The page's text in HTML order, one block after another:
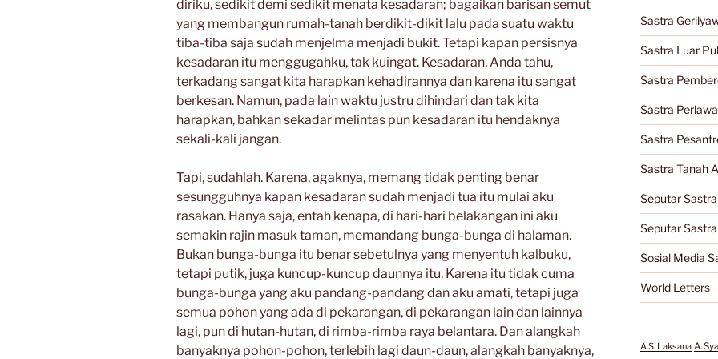
diriku, sedikit demi sedikit menata kesadaran; bagaikan barisan semut
yang membangun rumah-tanah berdikit-dikit lalu pada suatu waktu
tiba-tiba saja sudah menjelma menjadi bukit. Tetapi kapan persisnya
kesadaran itu menggugahku, tak kuingat. Kesadaran, Anda tahu,
terkadang sangat kita harapkan kehadirannya dan karena itu sangat
berkesan. Namun, pada lain waktu justru dihindari dan tak kita
harapkan, bahkan sekadar melintas pun kesadaran itu hendaknya
sekali-kali jangan.
Tapi, sudahlah. Karena, agaknya, memang tidak penting benar
sesungguhnya kapan kesadaran sudah menjadi tua itu mulai aku
rasakan. Hanya saja, entah kenapa, di hari-hari belakangan ini aku
semakin rajin masuk taman, memandang bunga-bunga di halaman.
Bukan bunga-bunga itu benar sebetulnya yang menyentuh kalbuku,
tetapi putik, juga kuncup-kuncup daunnya itu. Karena itu tidak cuma
bunga-bunga yang aku pandang-pandang dan aku amati, tetapi juga
semua pohon yang ada di pekarangan, di pekarangan lain dan lainnya
lagi, pun di hutan-hutan, di rimba-rimba raya belantara. Dan alangkah
banyaknya pohon-pohon, terlebih lagi daun-daun, alangkah banyaknya,
Sastra
Sastra Luar
Sastra
Sastra
Sastra
Sastra Tanah
Seputar
Seputar
Sosial Media
World Letters
A.S. Laksana A.